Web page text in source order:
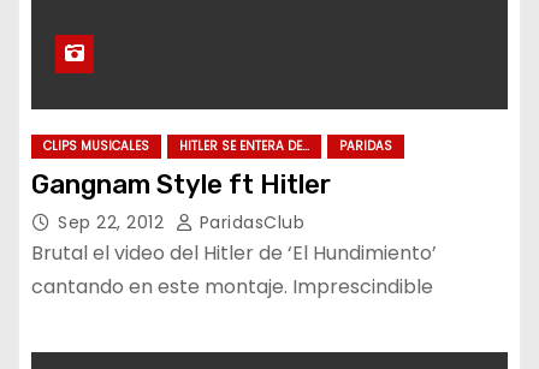
CLIPS MUSICALES HITLER SE ENTERA DE... PARIDAS
Gangnam Style ft Hitler
Sep 22, 2012 ParidasClub
Brutal el video del Hitler de ‘El Hundimiento’
cantando en este montaje. Imprescindible